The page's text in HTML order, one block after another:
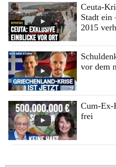
Ceuta-
Stadt ein
2015
vor dem
Cum-Ex-
frei